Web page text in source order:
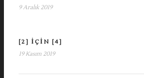
9 Aralık 2019
[2] IÇIN [4]
19 Kasım 2019